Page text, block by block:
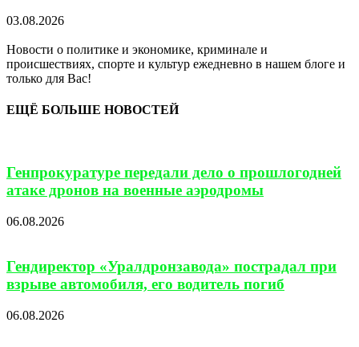
03.08.2026
Новости о политике и экономике, криминале и
происшествиях, спорте и культур ежедневно в нашем блоге и
только для Вас!
ЕЩЁ БОЛЬШЕ НОВОСТЕЙ
Генпрокуратуре передали дело о прошлогодней
атаке дронов на военные аэродромы
06.08.2026
Гендиректор «Уралдронзавода» пострадал при
взрыве автомобиля, его водитель погиб
06.08.2026